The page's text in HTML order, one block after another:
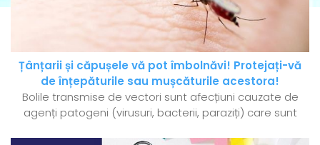
Țânțarii și căpușele vă pot îmbolnăvi! Protejați-vă
de înțepăturile sau mușcăturile acestora!
Bolile transmise de vectori sunt afecțiuni cauzate de
agenți patogeni (virusuri, bacterii, paraziți) care sunt